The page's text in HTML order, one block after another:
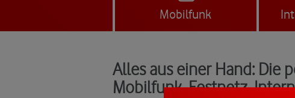
Mobilfunk
Alles aus einer Hand: Die
Mobilfunk, Festnetz,